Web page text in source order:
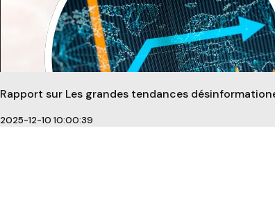
Rapport sur Les grandes tendances
2025-12-10 10:00:39